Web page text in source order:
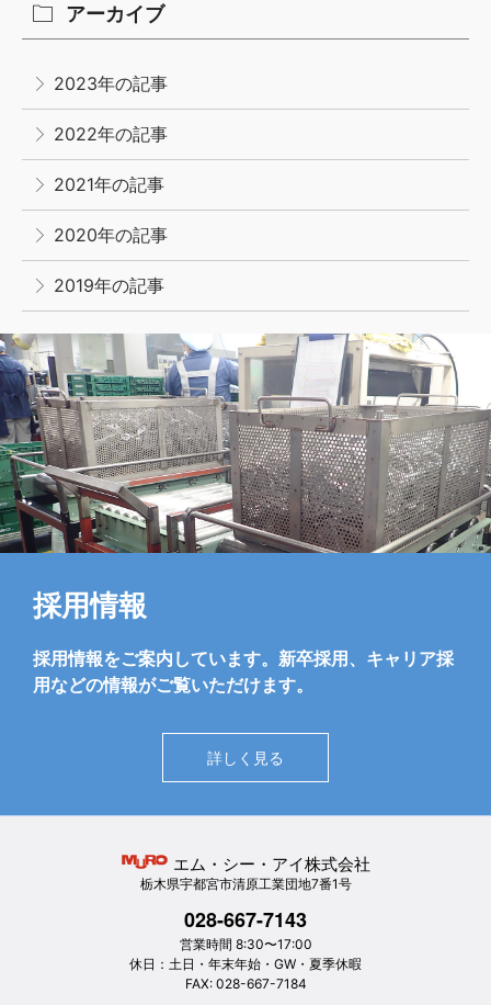
アーカイブ
2023年の記事
2022年の記事
2021年の記事
2020年の記事
2019年の記事
採用情報
採用情報をご案内しています。新卒採用、キャリア採
用などの情報がご覧いただけます。
詳しく見る
エム・シー・アイ株式会社
栃木県宇都宮市清原工業団地7番1号
028-667-7143
営業時間 8:30〜17:00
休日：土日・年末年始・GW・夏季休暇
FAX: 028-667-7184